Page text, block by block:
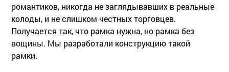
романтиков, никогда не заглядывавших в реальные
колоды, и не слишком честных торговцев.
Получается так, что рамка нужна, но рамка без
вощины. Мы разработали конструкцию такой
рамки.